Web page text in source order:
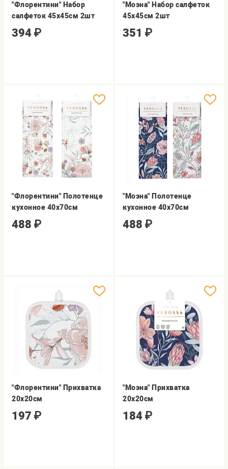
"Флорентини" Набор
салфеток 45х45см 2шт
394 ₽
"Моэна" Набор салфеток
45х45см 2шт
351 ₽
"Флорентини" Полотенце
кухонное 40х70см
488 ₽
"Моэна" Полотенце
кухонное 40х70см
488 ₽
"Флорентини" Прихватка
20х20см
197 ₽
"Моэна" Прихватка
20х20см
184 ₽